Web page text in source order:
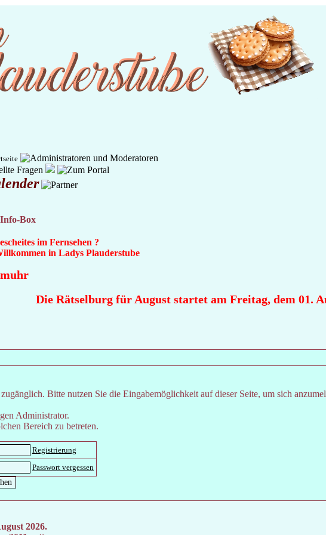
Box
im Fernsehen ?
in Ladys Plauderstube
Die Rätselburg für August startet am Freitag, dem 01.
Bitte nutzen Sie die Eingabemöglichkeit auf dieser Seite, um sich
Administrator.
Bereich zu betreten.
Registrierung
Passwort vergessen
2026.